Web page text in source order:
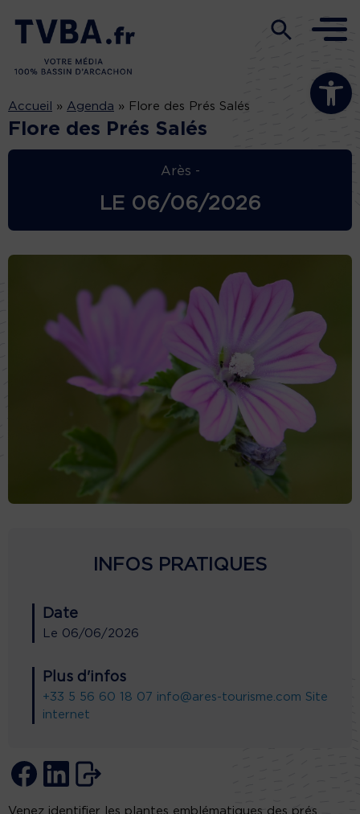
Ouvrir la
Accueil » Agenda » Flore des Prés Salés
Flore des Prés Salés
Arès -
LE 06/06/2026
INFOS PRATIQUES
Date
Le 06/06/2026
Plus d'infos
+33 5 56 60 18 07 info@ares-tourisme.com Site
internet
Venez identifier les plantes emblématiques des prés